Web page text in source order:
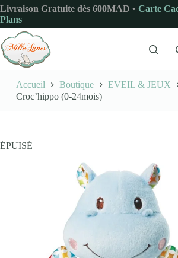
Passer
au
contenu
Livraison Gratuite dès 600MAD • Carte
Plans
Accueil Boutique
EVEIL & JEUX
Croc’hippo (0-24mois)
ÉPUISÉ